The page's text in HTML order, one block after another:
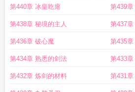
的从白蛇缘起开始签到 从白蛇缘起开始穿梭万
第440章 冰皇吃瘪 第439
第438章 秘境的主人 第437
第436章 破心魔 第435
第434章 熟悉的剑法 第433
第432章 炼剑的材料 第431